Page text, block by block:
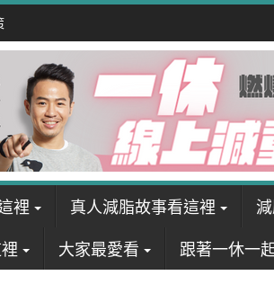
裡 真人減脂故事看這裡
大家最愛看 跟著一休一